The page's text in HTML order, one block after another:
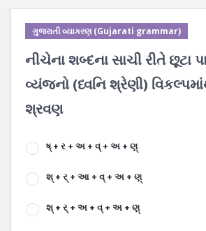
ગુજરાતી વ્યાકરણ (Gujarati grammar)
નીચેના શબ્દના સાચી રીતે છૂટા
વ્યંજનો (ધ્વનિ શ્રેણી)
શ્રવણ
ષ્ + ર + અ + વ્ + અ + ણ્
શ્ + ર્ + આ + વ્ + અ + ણ્
શ્ + ર્ + અ + વ્ + અ + ણ્